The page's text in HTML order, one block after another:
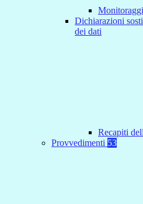
Dichiarazioni
dei dati
Recapiti
Provvedimenti 53